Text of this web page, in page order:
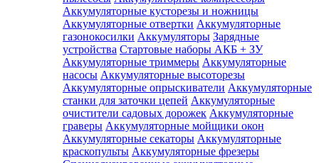
Аккумуляторные кусторезы и ножницы
Аккумуляторные отвертки Аккумуляторные
газонокосилки Аккумуляторы Зарядные
устройства Стартовые наборы АКБ + ЗУ
Аккумуляторные триммеры Аккумуляторные
насосы Аккумуляторные высоторезы
Аккумуляторные опрыскиватели Аккумуляторные
станки для заточки цепей Аккумуляторные
очистители садовых дорожек Аккумуляторные
граверы Аккумуляторные мойщики окон
Аккумуляторные секаторы Аккумуляторные
краскопульты Аккумуляторные фрезеры